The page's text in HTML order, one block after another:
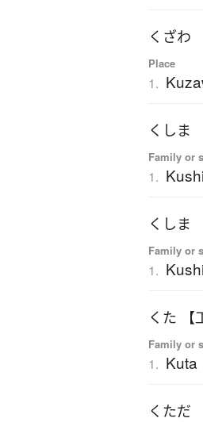
くざわ
Place
1.
くしま
Family or
1.
くしま
Family or
1.
くた 【
Family or
1. Kuta
くただ